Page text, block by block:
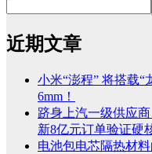
近期文章
小米“澎程” 将搭载“
6mm！
跻身上汽一级供应
新8亿元订单验证硬
电池包电芯隔热材